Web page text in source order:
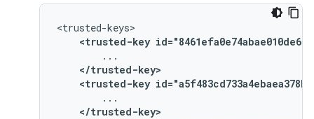
<trusted-key
</trusted-key>
<trusted-key
</trusted-key>